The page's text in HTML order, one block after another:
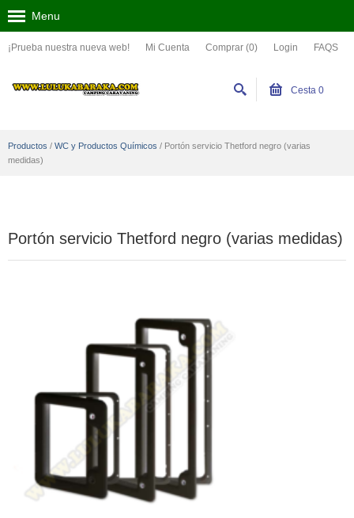
¡Prueba nuestra nueva web! Mi Cuenta Comprar (0) Login FAQS
Menu
Cesta 0
Productos / WC y Productos Químicos / Portón servicio Thetford negro (varias
medidas)
Portón servicio Thetford negro (varias medidas)